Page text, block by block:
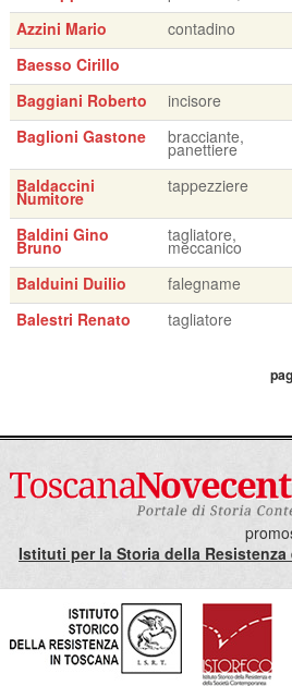
Azzini Mario contadino
Baesso Cirillo
Baggiani Roberto
incisore
Baglioni Gastone
bracciante,
panettiere
Baldaccini
Numitore
tappezziere
Baldini Gino
Bruno
tagliatore,
meccanico
Balduini Duilio falegname
Balestri Renato
tagliatore
Istituti per la Storia della